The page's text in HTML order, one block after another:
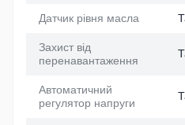
Датчик рівня масла
Захист від
перенавантаження
Автоматичний
регулятор напруги